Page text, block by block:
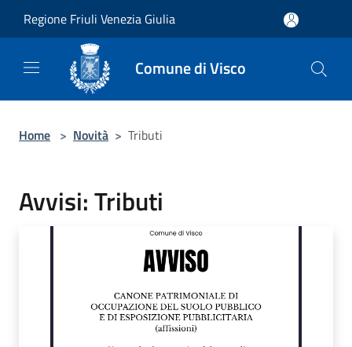
Regione Friuli Venezia Giulia
Comune di Visco
Home > Novità > Tributi
Avvisi: Tributi